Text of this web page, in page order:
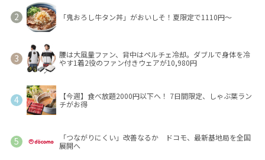
「鬼おろし牛タン丼」がおいしそ！夏限定で1110円～
腰は大風量ファン、背中はペルチェ冷却。ダブルで身体を冷
やす1着2役のファン付きウェアが10,980円
【今週】食べ放題2000円以下へ！ 7日間限定、しゃぶ葉ラン
チがお得
「つながりにくい」改善なるか ドコモ、最新基地局を全国
展開へ